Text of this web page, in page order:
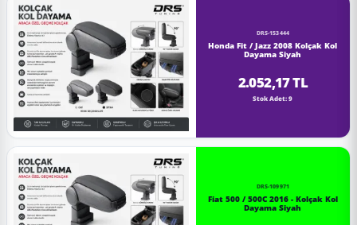
DRS-153444
Honda Fit / Jazz 2008 Kolçak Kol
Dayama Siyah
2.052,17 TL
Stok Adet: 9
DRS-109971
Fiat 500 / 500C 2016 - Kolçak Kol
Dayama Siyah